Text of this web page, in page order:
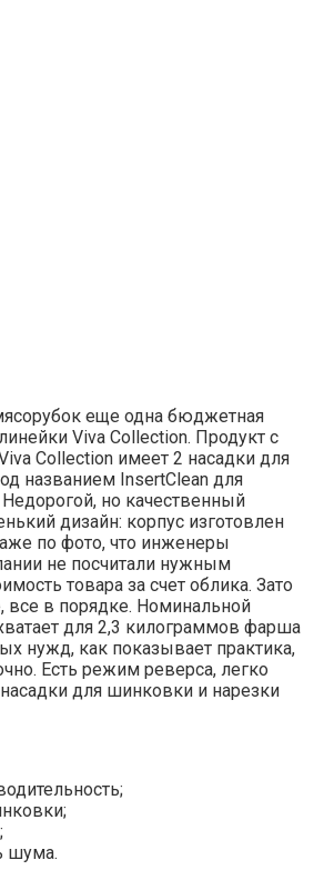
еще одна бюджетная
Viva Collection. Продукт с
Collection имеет 2 насадки для
названием InsertClean для
но качественный
дизайн: корпус изготовлен
по фото, что инженеры
не посчитали нужным
товара за счет облика. Зато
все в порядке. Номинальной
для 2,3 килограммов фарша
нужд, как показывает практика,
Есть режим реверса, легко
насадки для шинковки и нарезки
шума.